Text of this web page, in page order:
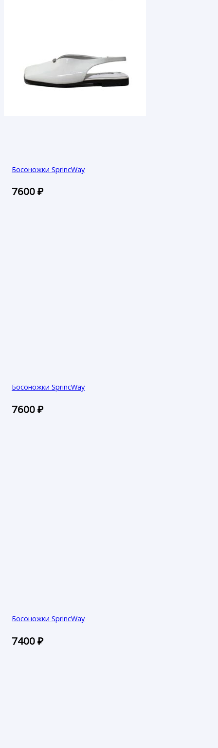
Босоножки SprincWay
7600₽
Босоножки SprincWay
7600₽
Босоножки SprincWay
7400₽